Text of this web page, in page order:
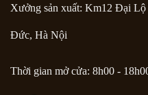
Xưởng sản xuất: Km12 Đại
Đức, Hà Nội
Thời gian mở cửa: 8h00 -